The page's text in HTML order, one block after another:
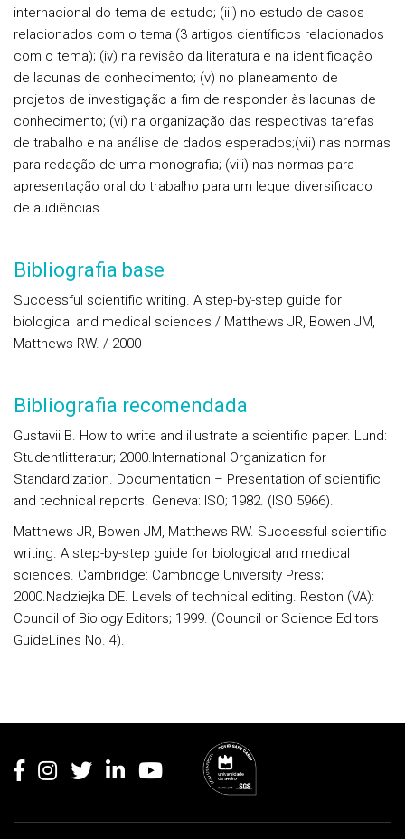
internacional do tema de estudo; (iii) no estudo de casos
relacionados com o tema (3 artigos científicos relacionados
com o tema); (iv) na revisão da literatura e na identificação
de lacunas de conhecimento; (v) no planeamento de
projetos de investigação a fim de responder às lacunas de
conhecimento; (vi) na organização das respectivas tarefas
de trabalho e na análise de dados esperados;(vii) nas normas
para redação de uma monografia; (viii) nas normas para
apresentação oral do trabalho para um leque diversificado
de audiências.
Bibliografia base
Successful scientific writing. A step-by-step guide for
biological and medical sciences / Matthews JR, Bowen JM,
Matthews RW. / 2000
Bibliografia recomendada
Gustavii B. How to write and illustrate a scientific paper. Lund:
Studentlitteratur; 2000.International Organization for
Standardization. Documentation – Presentation of scientific
and technical reports. Geneva: ISO; 1982. (ISO 5966).
Matthews JR, Bowen JM, Matthews RW. Successful scientific
writing. A step-by-step guide for biological and medical
sciences. Cambridge: Cambridge University Press;
2000.Nadziejka DE. Levels of technical editing. Reston (VA):
Council of Biology Editors; 1999. (Council or Science Editors
GuideLines No. 4).